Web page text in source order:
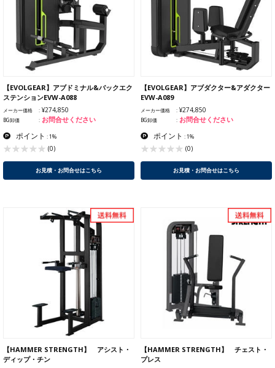
【EVOLGEAR】アブドミナル&バックエク
ステンションEVW-A088
メーカー価格 ¥274,850
BG卸価 お問合せください
ポイント : 1%
(0)
お見積・お問合せはこちら
【EVOLGEAR】アブダクター&アダクター
EVW-A089
メーカー価格 ¥274,850
BG卸価 お問合せください
ポイント : 1%
(0)
お見積・お問合せはこちら
【HAMMER STRENGTH】 アシスト・
ディップ・チン
【HAMMER STRENGTH】 チェスト・
プレス